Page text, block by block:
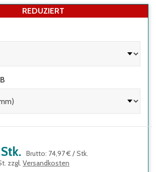
REDUZIERT
Stk. Brutto: 74,97 € /Stk.
zzgl. Versandkosten